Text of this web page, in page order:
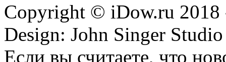
Copyright © iDow.ru 2018
Design: John Singer Studio
Если вы считаете, что